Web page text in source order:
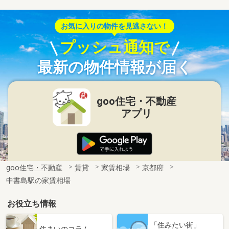
お気に入りの物件を見逃さない！
プッシュ通知で
最新の物件情報が届く
goo住宅・不動産
アプリ
goo住宅・不動産 賃貸 家賃相場
京都府
中書島駅の家賃相場
お役立ち情報
「住みたい街」